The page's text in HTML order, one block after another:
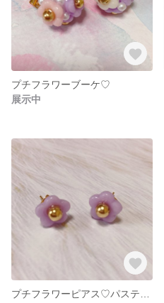
プチフラワーブーケ♡
展示中